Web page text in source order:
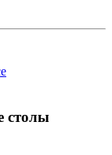
столы